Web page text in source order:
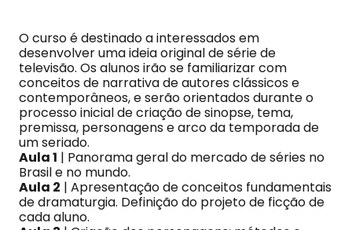
O curso é destinado a interessados em
desenvolver uma ideia original de série de
televisão. Os alunos irão se familiarizar com
conceitos de narrativa de autores clássicos e
contemporâneos, e serão orientados durante o
processo inicial de criação de sinopse, tema,
premissa, personagens e arco da temporada de
um seriado.
Aula 1 | Panorama geral do mercado de séries no
Brasil e no mundo.
Aula 2 | Apresentação de conceitos fundamentais
de dramaturgia. Definição do projeto de ficção de
cada aluno.